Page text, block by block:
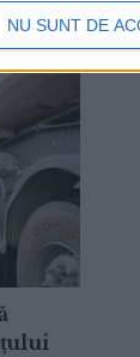
NU SUNT DE